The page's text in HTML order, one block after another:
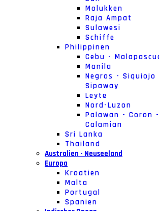
Molukken
Raja Ampat
Sulawesi
Schiffe
Philippinen
Cebu -
Manila
Negros - Siquiojo
Sipaway
Leyte
Nord-Luzon
Palawan - Coron -
Calamian
Sri Lanka
Thailand
Australien - Neuseeland
Europa
Kroatien
Malta
Portugal
Spanien